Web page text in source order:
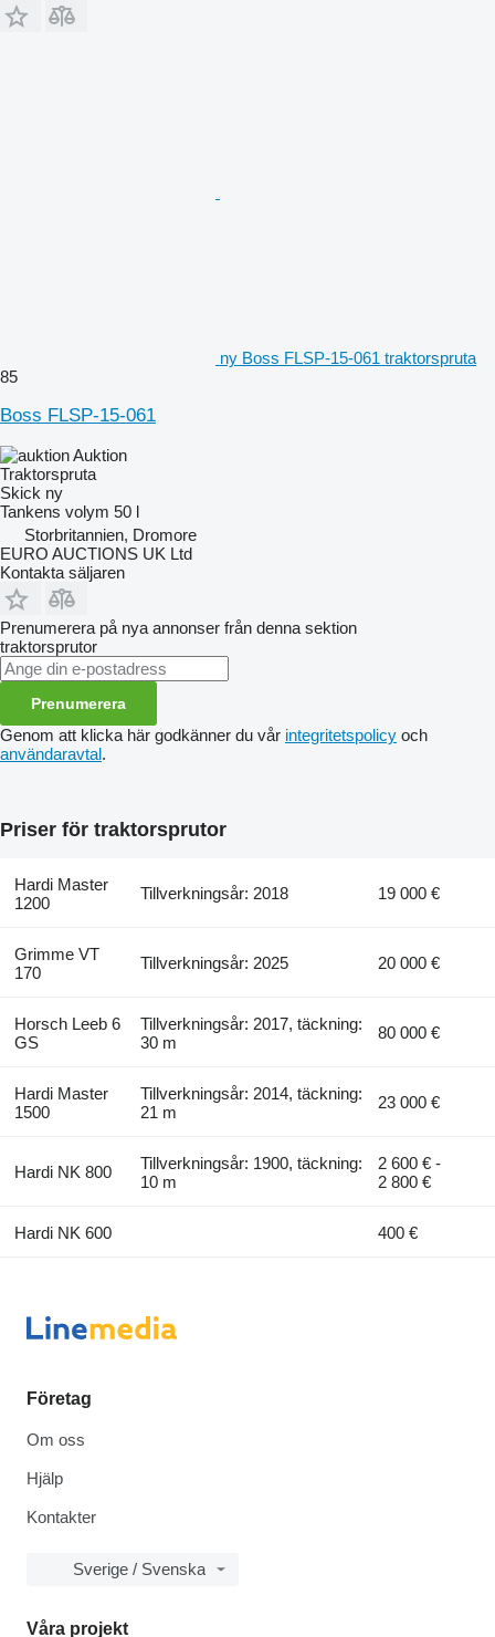
ny Boss FLSP-15-061 traktorspruta
85
Boss FLSP-15-061
Auktion
Traktorspruta
Skick ny
Tankens volym 50 l
Storbritannien, Dromore
EURO AUCTIONS UK Ltd
Kontakta säljaren
Prenumerera på nya annonser från denna sektion
traktorsprutor
Prenumerera
Genom att klicka här godkänner du vår integritetspolicy och
användaravtal.
Priser för traktorsprutor
Hardi Master
1200
Tillverkningsår: 2018 19 000 €
Grimme VT
170
Tillverkningsår: 2025 20 000 €
Horsch Leeb 6
GS
Tillverkningsår: 2017, täckning:
30 m
80 000 €
Hardi Master
1500
Tillverkningsår: 2014, täckning:
21 m
23 000 €
Hardi NK 800
Tillverkningsår: 1900, täckning:
10 m
2 600 € -
2 800 €
Hardi NK 600 400 €
Företag
Om oss
Hjälp
Kontakter
Sverige / Svenska
Våra projekt